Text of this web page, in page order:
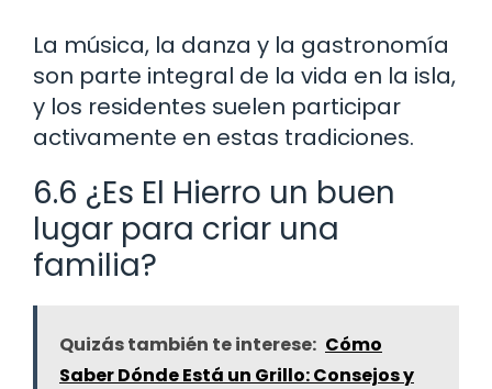
La música, la danza y la gastronomía
son parte integral de la vida en la isla,
y los residentes suelen participar
activamente en estas tradiciones.
6.6 ¿Es El Hierro un buen
lugar para criar una
familia?
Quizás también te interese: Cómo
Saber Dónde Está un Grillo: Consejos y